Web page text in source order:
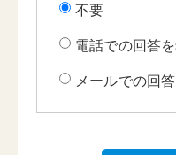
不要
電話での回答
メールでの回